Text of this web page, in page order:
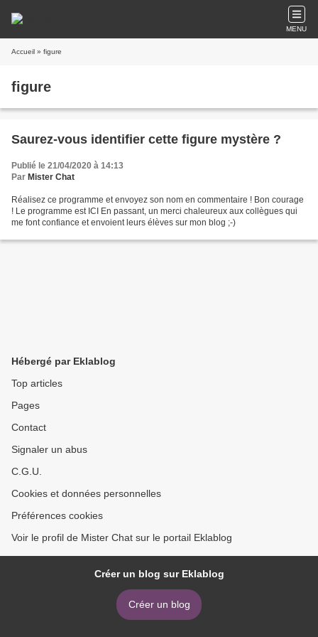
MENU
Accueil » figure
figure
Saurez-vous identifier cette figure mystère ?
Publié le 21/04/2020 à 14:13
Par Mister Chat
Réalisez ce programme et envoyez son nom en commentaire ! Bon courage
! Le programme est ICI En passant, un merci chaleureux aux collègues qui
me font confiance et envoient leurs élèves sur mon blog ;-)
Hébergé par Eklablog
Top articles
Pages
Contact
Signaler un abus
C.G.U.
Cookies et données personnelles
Préférences cookies
Voir le profil de Mister Chat sur le portail Eklablog
Créer un blog sur Eklablog
Créer un blog